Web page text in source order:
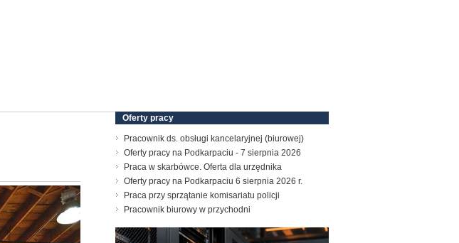
Oferty pracy
Pracownik ds. obsługi kancelaryjnej (biurowej)
Oferty pracy na Podkarpaciu - 7 sierpnia 2026
Praca w skarbówce. Oferta dla urzędnika
Oferty pracy na Podkarpaciu 6 sierpnia 2026 r.
Praca przy sprzątanie komisariatu policji
Pracownik biurowy w przychodni